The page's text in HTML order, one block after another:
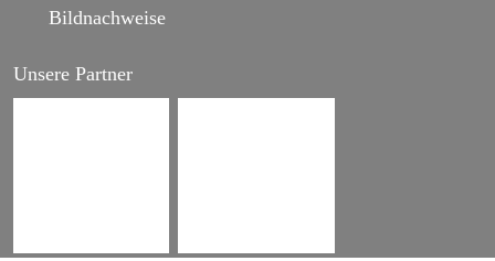
Bildnachweise
Unsere Partner